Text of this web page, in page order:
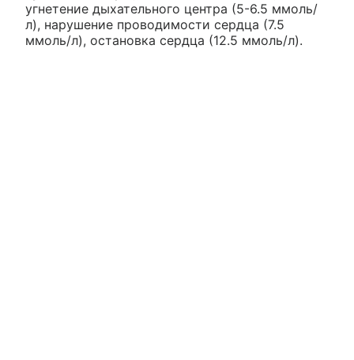
угнетение дыхательного центра (5-6.5 ммоль/
л), нарушение проводимости сердца (7.5
ммоль/л), остановка сердца (12.5 ммоль/л).